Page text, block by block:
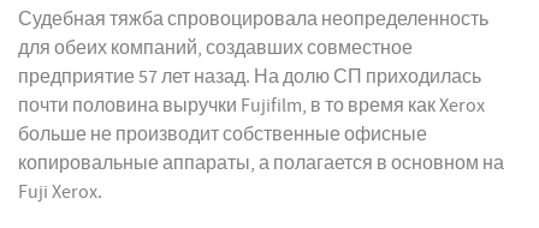
Судебная тяжба спровоцировала неопределенность
для обеих компаний, создавших совместное
предприятие 57 лет назад. На долю СП приходилась
почти половина выручки Fujifilm, в то время как Xerox
больше не производит собственные офисные
копировальные аппараты, а полагается в основном на
Fuji Xerox.